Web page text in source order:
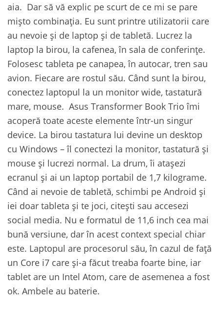
aia. Dar să vă explic pe scurt de ce mi se pare
mișto combinația. Eu sunt printre utilizatorii care
au nevoie și de laptop și de tabletă. Lucrez la
laptop la birou, la cafenea, în sala de conferințe.
Folosesc tableta pe canapea, în autocar, tren sau
avion. Fiecare are rostul său. Când sunt la birou,
conectez laptopul la un monitor wide, tastatură
mare, mouse. Asus Transformer Book Trio îmi
acoperă toate aceste elemente într-un singur
device. La birou tastatura lui devine un desktop
cu Windows – îl conectezi la monitor, tastatură și
mouse și lucrezi normal. La drum, îi atașezi
ecranul și ai un laptop portabil de 1,7 kilograme.
Când ai nevoie de tabletă, schimbi pe Android și
iei doar tableta și te joci, citești sau accesezi
social media. Nu e formatul de 11,6 inch cea mai
bună versiune, dar în acest context special chiar
este. Laptopul are procesorul său, în cazul de față
un Core i7 care și-a făcut treaba foarte bine, iar
tablet are un Intel Atom, care de asemenea a fost
ok. Ambele au baterie.